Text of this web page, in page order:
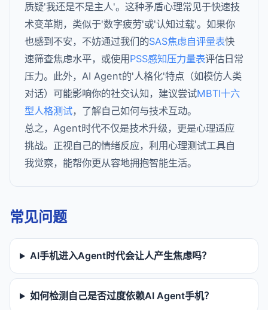
质疑'我还是不是主人'。这种矛盾心理常见于快速技
术变革期，类似于'数字疲劳'或'认知过载'。如果你
也感到不安，不妨通过我们的SAS焦虑自评量表快
速筛查焦虑水平，或使用PSS感知压力量表评估日常
压力。此外，AI Agent的'人格化'特点（如模仿人类
对话）可能影响你的社交认知，建议尝试MBTI十六
型人格测试，了解自己如何与技术互动。
总之，Agent时代不仅是技术升级，更是心理适应
挑战。正视自己的情绪反应，利用心理测试工具自
我觉察，能帮你更从容地拥抱智能生活。
常见问题
AI手机进入Agent时代会让人产生焦虑吗？
如何检测自己是否过度依赖AI Agent手机？